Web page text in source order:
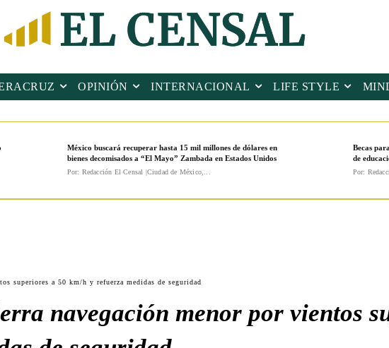
OPINIÓN INTERNACIONAL LIFE STYLE
México buscará recuperar hasta 15 mil millones de dólares en
bienes decomisados a “El Mayo” Zambada en Estados Unidos
Por: Redacción El Censal |Ciudad de México,...
Becas
de
Por:
superiores a 50 km/h y refuerza medidas de seguridad
navegación menor por vientos